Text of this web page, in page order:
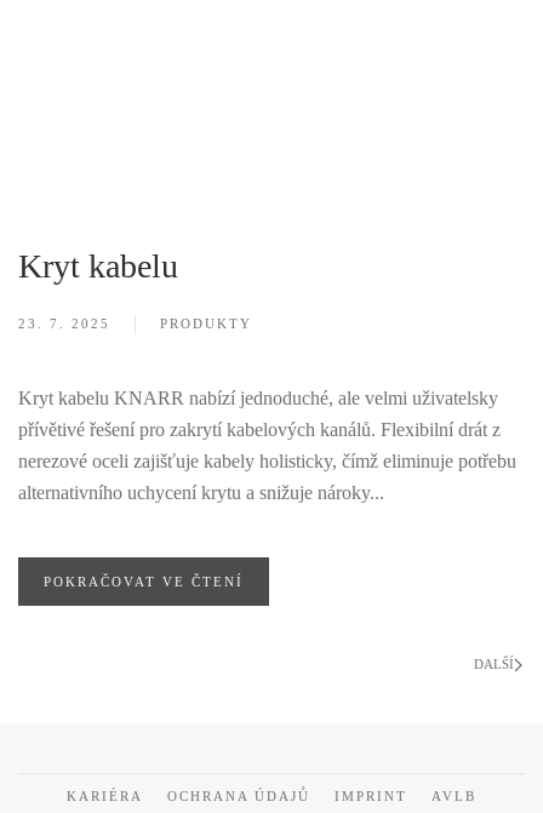
Kryt kabelu
23. 7. 2025 PRODUKTY
Kryt kabelu KNARR nabízí jednoduché, ale velmi uživatelsky
přívětivé řešení pro zakrytí kabelových kanálů. Flexibilní drát z
nerezové oceli zajišťuje kabely holisticky, čímž eliminuje potřebu
alternativního uchycení krytu a snižuje nároky...
POKRAČOVAT VE ČTENÍ
DALŠÍ
KARIÉRA OCHRANA ÚDAJŮ IMPRINT AVLB